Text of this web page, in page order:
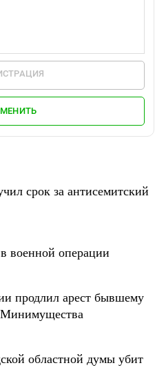
срок за антисемитский
военной операции
продлил арест бывшему
Минимущества
областной думы убит